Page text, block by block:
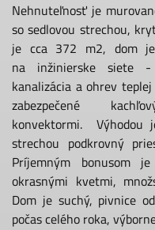
Nehnuteľnosť je
so sedlovou strechou,
je cca 372 m2, dom je
na inžinierske siete -
kanalizácia a ohrev
zabezpečené
konvektormi. Výhodou
strechou podkrovný
Príjemným bonusom
okrasnými kvetmi,
Dom je suchý, pivnice
počas celého roka,